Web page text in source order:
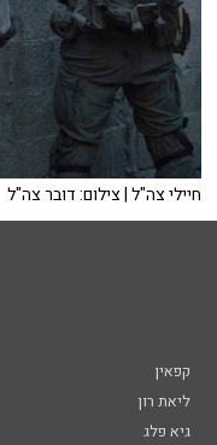
חיילי צה"ל | צילום: דובר צה"ל
קפאין
ליאת רון
גיא פלג